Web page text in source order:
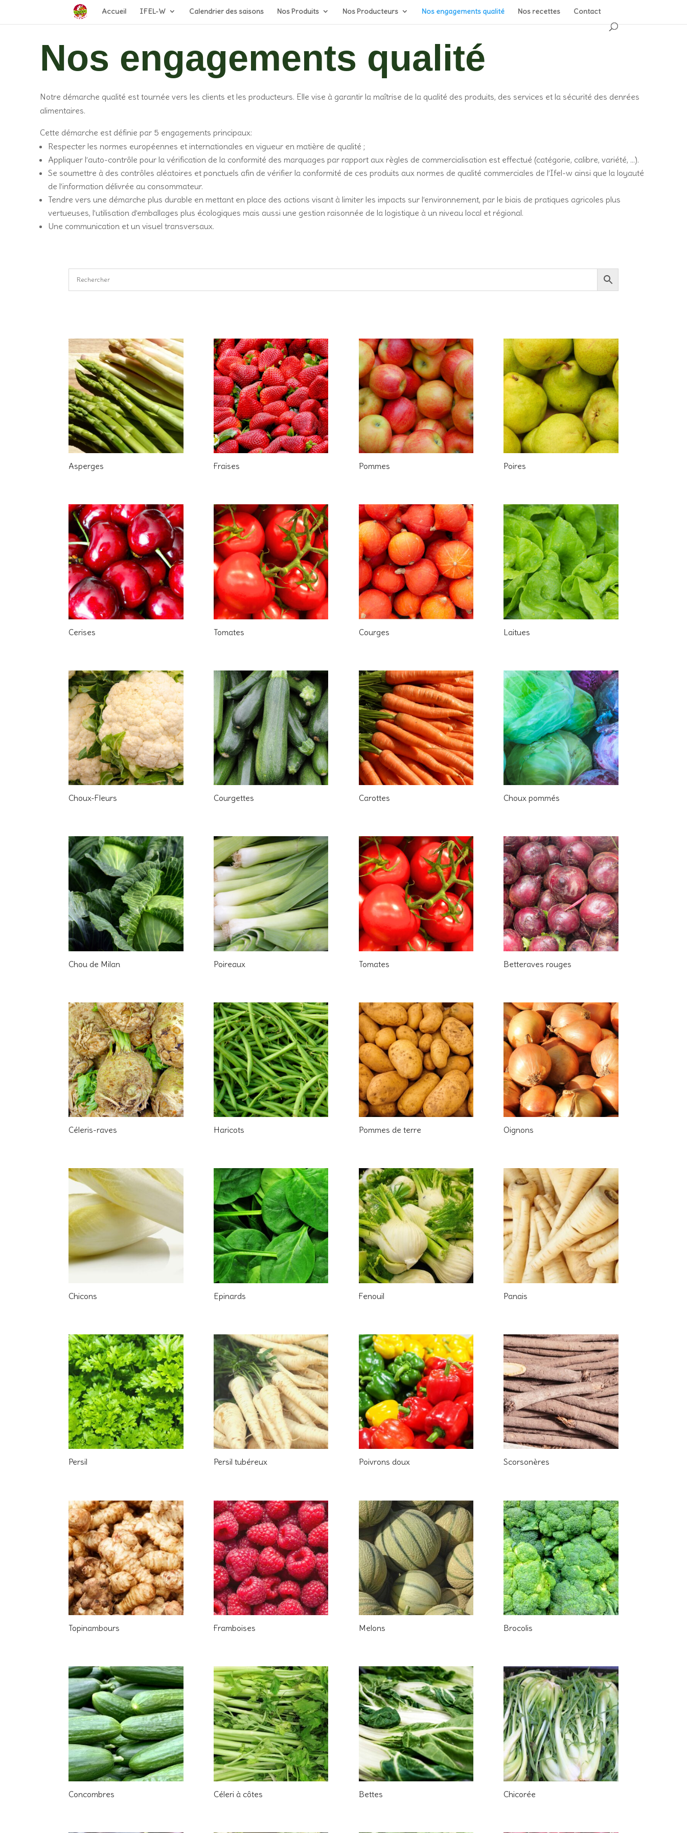
Accueil IFEL-W Calendrier des saisons Nos Produits Nos Producteurs Nos engagements qualité Nos recettes Contact
Recherche
de
produits
Nos engagements qualité
Notre démarche qualité est tournée vers les clients et les producteurs. Elle vise à garantir la maîtrise de la qualité des produits, des services et la sécurité des denrées
alimentaires.
Cette démarche est définie par 5 engagements principaux:
Respecter les normes européennes et internationales en vigueur en matière de qualité ;
Appliquer l’auto-contrôle pour la vérification de la conformité des marquages par rapport aux règles de commercialisation est effectué (catégorie, calibre, variété, …).
Se soumettre à des contrôles aléatoires et ponctuels afin de vérifier la conformité de ces produits aux normes de qualité commerciales de l’Ifel-w ainsi que la loyauté
de l’information délivrée au consommateur.
Tendre vers une démarche plus durable en mettant en place des actions visant à limiter les impacts sur l’environnement, par le biais de pratiques agricoles plus
vertueuses, l’utilisation d’emballages plus écologiques mais aussi une gestion raisonnée de la logistique à un niveau local et régional.
Une communication et un visuel transversaux.
Asperges Fraises Pommes Poires
Cerises Tomates Courges Laitues
Choux-Fleurs Courgettes Carottes Choux pommés
Chou de Milan Poireaux Tomates Betteraves rouges
Céleris-raves Haricots Pommes de terre Oignons
Chicons Epinards Fenouil Panais
Persil Persil tubéreux Poivrons doux Scorsonères
Topinambours Framboises Melons Brocolis
Concombres Céleri à côtes Bettes Chicorée